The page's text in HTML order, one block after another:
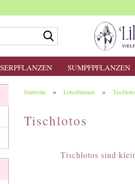
SUMPFPFLANZEN
Startseite » Lotosblumen »
Tischlotos
Tischlotos sind